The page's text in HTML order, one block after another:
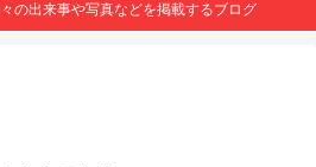
の出来事や写真などを掲載するブログ